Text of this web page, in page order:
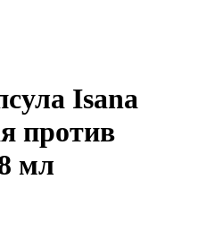
Isana
против
мл